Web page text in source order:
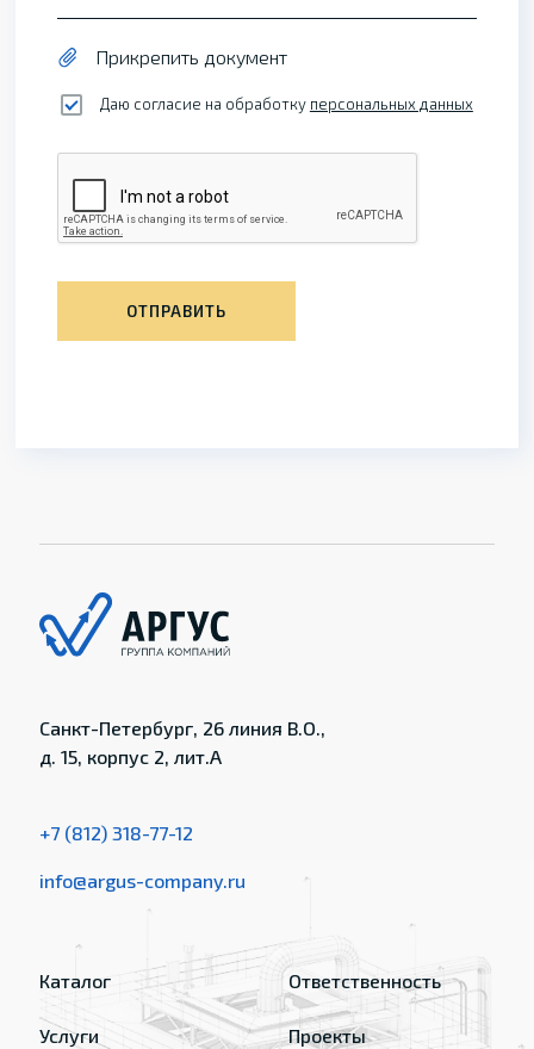
Прикрепить документ
Даю согласие на обработку персональных данных
ОТПРАВИТЬ
Санкт-Петербург, 26 линия В.О.,
д. 15, корпус 2, лит.А
+7 (812) 318-77-12
info@argus-company.ru
Каталог
Услуги
Ответственность
Проекты